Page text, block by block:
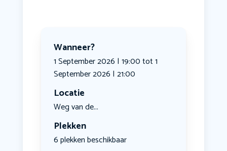
Wanneer?
1 September 2026 | 19:00 tot 1
September 2026 | 21:00
Locatie
Weg van de...
Plekken
6 plekken beschikbaar